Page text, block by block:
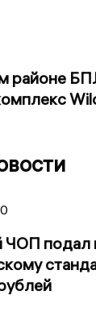
районе
ЧОП подал